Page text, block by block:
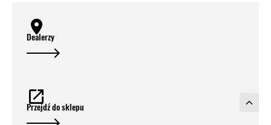
Dealerzy
Przejdź do sklepu